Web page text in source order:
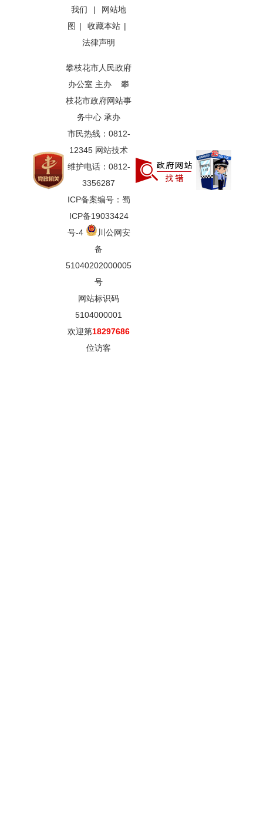
我们
|
网站地
图 | 收藏本站 |
法律声明
攀枝花市人民政府
办公室 主办 攀
枝花市政府网站事
务中心 承办
市民热线：0812-
12345 网站技术
维护电话：0812-
3356287
ICP备案编号：蜀
ICP备19033424
号-4
川公网安
备
51040202000005
号
网站标识码
5104000001
欢迎第18297686
位访客